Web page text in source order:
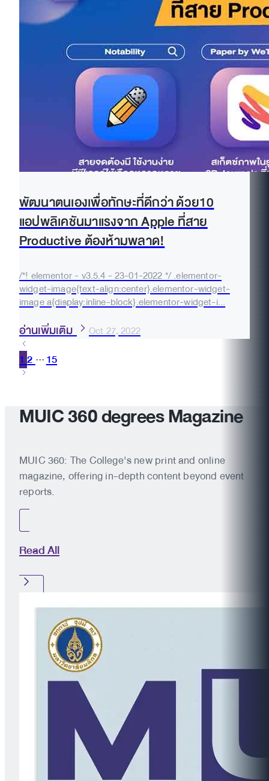
พัฒนาตนเองเพื่อทักษะที่ดีกว่า ด้วย10
แอปพลิเคชันมาแรงจาก Apple ที่สาย
Productive ต้องห้ามพลาด!
/*! elementor - v3.5.4 - 23-01-2022 */ .elementor-
widget-image{text-align:center}.elementor-widget-
image a{display:inline-block}.elementor-widget-i...
อ่านเพิ่มเติม Oct 27, 2022
12 ··· 15
MUIC 360 degrees Magazine
MUIC 360: The College's new print and online
magazine, offering in-depth content beyond event
reports.
Read All